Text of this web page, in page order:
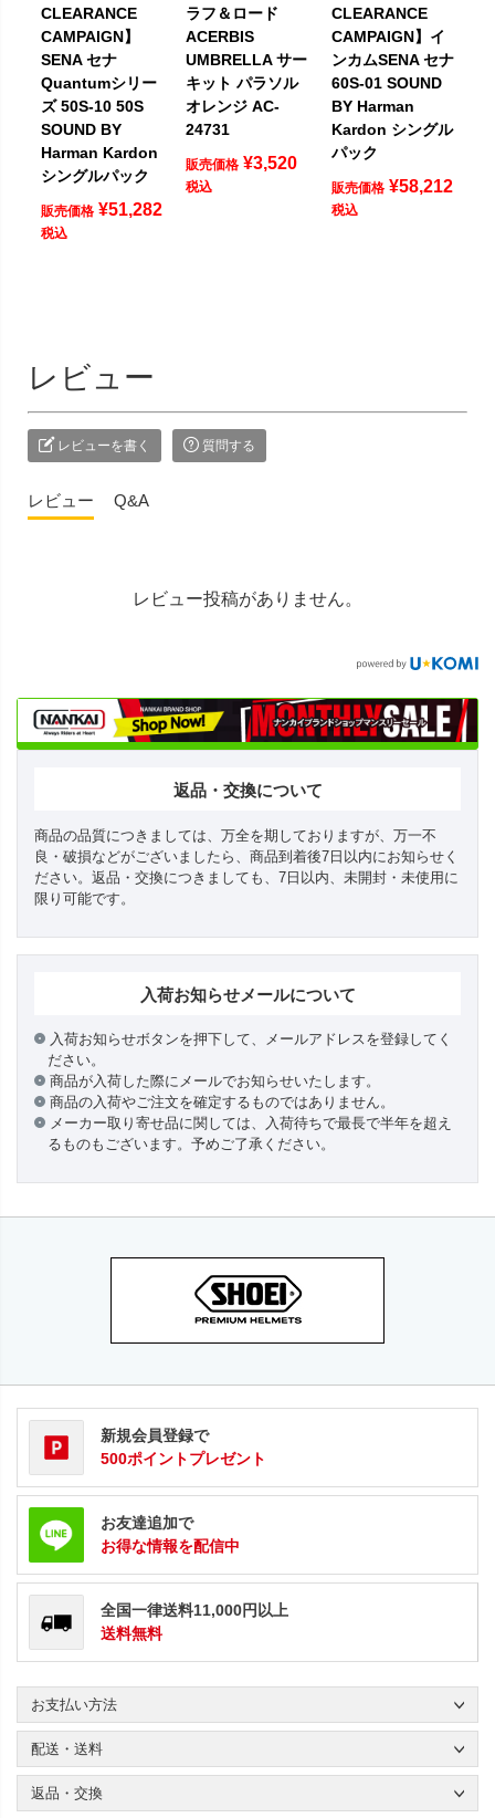
CLEARANCE
CAMPAIGN】
SENA セナ
Quantumシリー
ズ 50S-10 50S
SOUND BY
Harman Kardon
シングルパック
販売価格 ¥51,282
税込
ラフ＆ロード
ACERBIS
UMBRELLA サー
キット パラソル
オレンジ AC-
24731
販売価格 ¥3,520
税込
CLEARANCE
CAMPAIGN】イ
ンカムSENA セナ
60S-01 SOUND
BY Harman
Kardon シングル
パック
販売価格 ¥58,212
税込
レビュー
レビューを書く 質問する
レビュー Q&A
レビュー投稿がありません。
返品・交換について
商品の品質につきましては、万全を期しておりますが、万一不
良・破損などがございましたら、商品到着後7日以内にお知らせく
ださい。返品・交換につきましても、7日以内、未開封・未使用に
限り可能です。
入荷お知らせメールについて
入荷お知らせボタンを押下して、メールアドレスを登録してく
ださい。
商品が入荷した際にメールでお知らせいたします。
商品の入荷やご注文を確定するものではありません。
メーカー取り寄せ品に関しては、入荷待ちで最長で半年を超え
るものもございます。予めご了承ください。
新規会員登録で
500ポイントプレゼント
お友達追加で
お得な情報を配信中
全国一律送料11,000円以上
送料無料
お支払い方法
配送・送料
返品・交換